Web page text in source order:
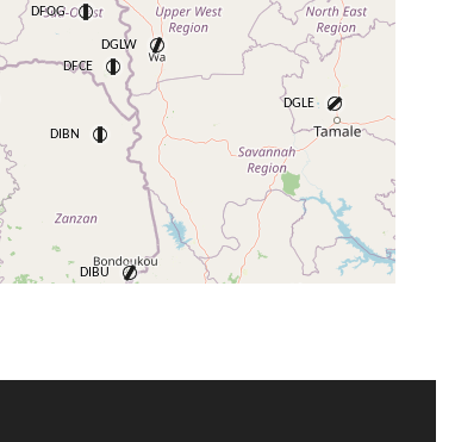
©OpenStreetMapcontributors.